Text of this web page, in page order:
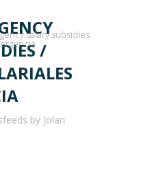
salary subsidies
/
by Jolan